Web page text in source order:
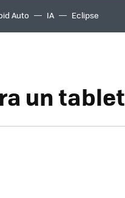
Auto IA Eclipse
un tablet